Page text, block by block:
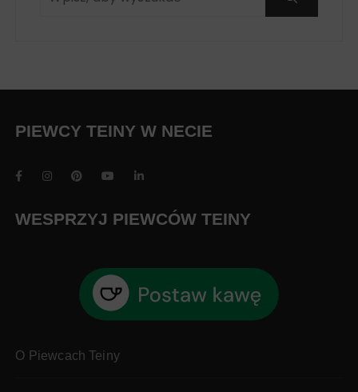
PIEWCY TEINY W NECIE
WESPRZYJ PIEWCÓW TEINY
O Piewcach Teiny